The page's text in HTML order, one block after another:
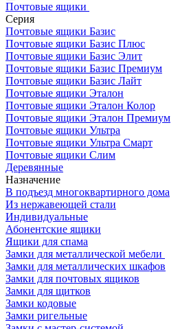
Почтовые ящики
Серия
Почтовые ящики Базис
Почтовые ящики Базис Плюс
Почтовые ящики Базис Элит
Почтовые ящики Базис Премиум
Почтовые ящики Базис Лайт
Почтовые ящики Эталон
Почтовые ящики Эталон Колор
Почтовые ящики Эталон Премиум
Почтовые ящики Ультра
Почтовые ящики Ультра Смарт
Почтовые ящики Слим
Деревянные
Назначение
В подъезд многоквартирного дома
Из нержавеющей стали
Индивидуальные
Абонентские ящики
Ящики для спама
Замки для металлической мебели
Замки для металлических шкафов
Замки для почтовых ящиков
Замки для щитков
Замки кодовые
Замки ригельные